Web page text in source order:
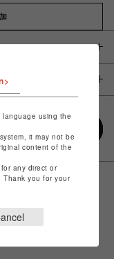
using the
it may not be
content of the
any direct or
Thank you for your